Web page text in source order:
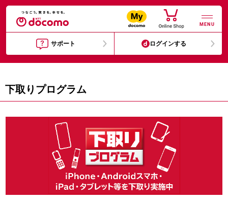
MENU
サポート ログインする
下取りプログラム